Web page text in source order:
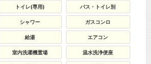
トイレ(専用) バス・トイレ別
シャワー ガスコンロ
給湯 エアコン
室内洗濯機置場 温水洗浄便座